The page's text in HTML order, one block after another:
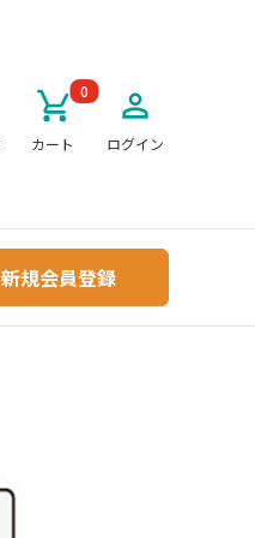
カート
0
ログイン
新規会員登録